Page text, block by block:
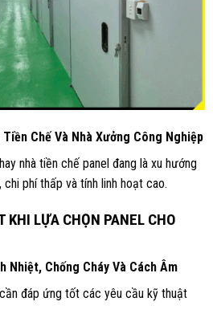
Chế Và Nhà Xưởng Công Nghiệp
nhà tiền chế panel đang là xu hướng
chi phí thấp và tính linh hoạt cao.
KHI LỰA CHỌN PANEL CHO
Nhiệt, Chống Cháy Và Cách Âm
đáp ứng tốt các yêu cầu kỹ thuật